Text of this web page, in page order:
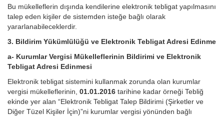
Bu mükelleflerin dışında kendilerine elektronik tebligat yapılmasını
talep eden kişiler de sistemden isteğe bağlı olarak
yararlanabileceklerdir.
3. Bildirim Yükümlülüğü ve Elektronik Tebligat Adresi Edinme
a- Kurumlar Vergisi Mükelleflerinin Bildirimi ve Elektronik
Tebligat Adresi Edinmesi
Elektronik tebligat sistemini kullanmak zorunda olan kurumlar
vergisi mükelleflerinin, 01.01.2016 tarihine kadar örneği Tebliğ
ekinde yer alan “Elektronik Tebligat Talep Bildirimi (Şirketler ve
Diğer Tüzel Kişiler İçin)”ni kurumlar vergisi yönünden bağlı